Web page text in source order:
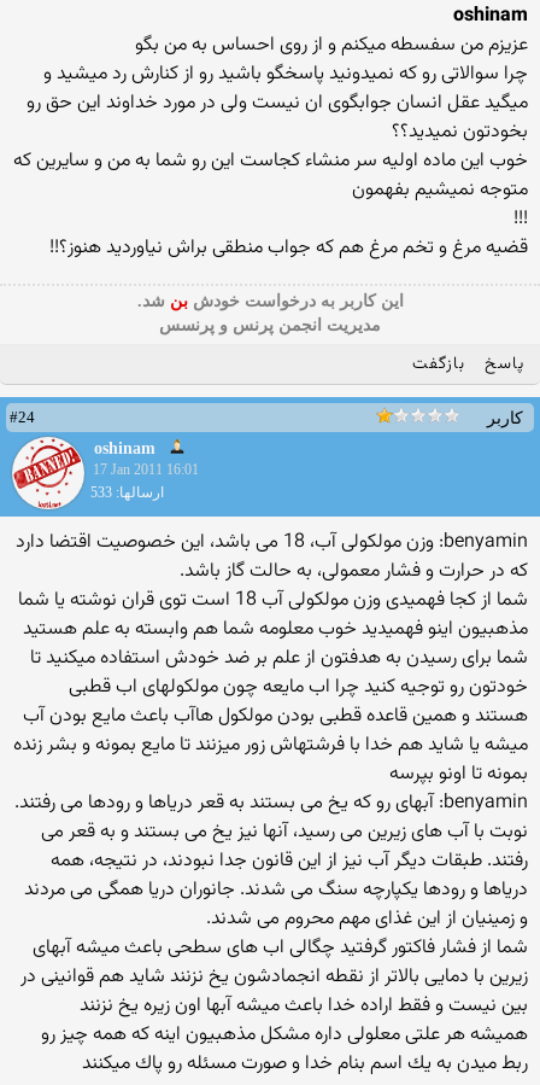
oshinam
عزیزم من سفسطه میکنم و از روی احساس به من بگو
چرا سوالاتی رو که نمیدونید پاسخگو باشید رو از کنارش رد میشید و
میگید عقل انسان جوابگوی ان نیست ولی در مورد خداوند این حق رو
بخودتون نمیدید؟؟
خوب این ماده اولیه سر منشاء کجاست این رو شما به من و سایرین که
متوجه نمیشیم بفهمون
!!!
قضیه مرغ و تخم مرغ هم که جواب منطقی براش نیاوردید هنوز؟!!
این كاربر به درخواست خودشبن شد.
مدیریت انجمن پرنس و پرنسس
پاسخ بازگفت
کاربر
#24
oshinam
17 Jan 2011 16:01
ارسالها: 533
benyamin: وزن مولکولی آب، 18 می باشد، این خصوصیت اقتضا دارد
که در حرارت و فشار معمولی، به حالت گاز باشد.
شما از کجا فهمیدی وزن مولکولی آب 18 است توی قران نوشته یا شما
مذهبیون اینو فهمیدید خوب معلومه شما هم وابسته به علم هستید
شما برای رسیدن به هدفتون از علم بر ضد خودش استفاده میکنید تا
خودتون رو توجیه کنید چرا اب مایعه چون مولکولهای اب قطبی
هستند و همین قاعده قطبی بودن مولکول هاآب باعث مایع بودن آب
میشه یا شاید هم خدا با فرشتهاش زور میزنند تا مایع بمونه و بشر زنده
بمونه تا اونو بپرسه
benyamin: آبهای رو که یخ می بستند به قعر دریاها و رودها می رفتند.
نوبت با آب های زیرین می رسید، آنها نیز یخ می بستند و به قعر می
رفتند. طبقات دیگر آب نیز از این قانون جدا نبودند، در نتیجه، همه
دریاها و رودها یکپارچه سنگ می شدند. جانوران دریا همگی می مردند
و زمینیان از این غذای مهم محروم می شدند.
شما از فشار فاكتور گرفتید چگالی اب های سطحی باعث میشه آبهای
زیرین با دمایی بالاتر از نقطه انجمادشون یخ نزنند شاید هم قوانینی در
بین نیست و فقط اراده خدا باعث میشه آبها اون زیره یخ نزنند
همیشه هر علتی معلولی داره مشكل مذهبیون اینه كه همه چیز رو
ربط میدن به یك اسم بنام خدا و صورت مسئله رو پاك میكنند